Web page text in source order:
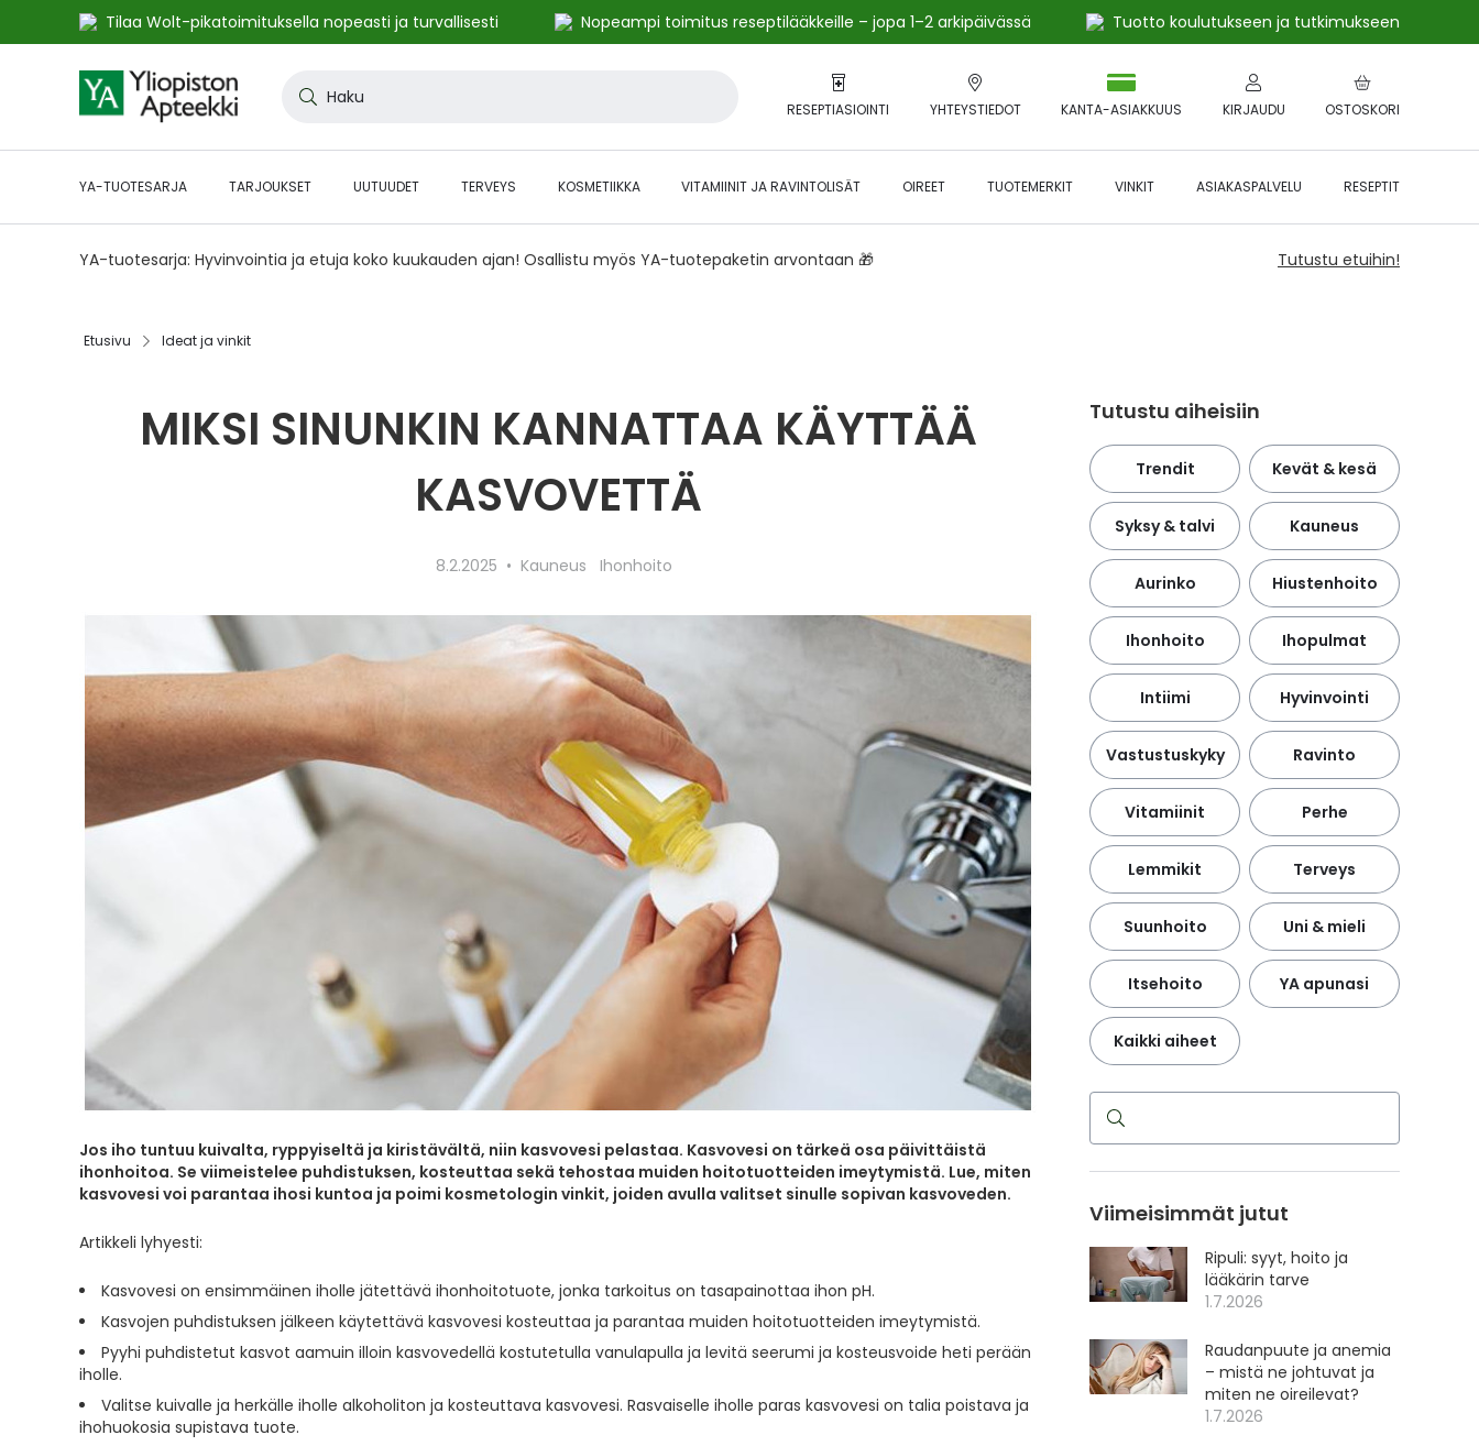
Tilaa Wolt-pikatoimituksella nopeasti ja turvallisesti Nopeampi toimitus reseptilääkkeille – jopa 1–2 arkipäivässä
Tuotto koulutukseen ja tutkimukseen
to
Content
RESEPTIASIOINTI YHTEYSTIEDOT OSTOSKORI
KANTA-ASIAKKUUS KIRJAUDU
YA-TUOTESARJA TARJOUKSET UUTUUDET TERVEYS KOSMETIIKKA VITAMIINIT JA RAVINTOLISÄT OIREET TUOTEMERKIT VINKIT ASIAKASPALVELU RESEPTIT
YA-tuotesarja: Hyvinvointia ja etuja koko kuukauden ajan! Osallistu myös YA-tuotepaketin arvontaan 🎁 Tutustu etuihin!
Etusivu Ideat ja vinkit
Tutustu aiheisiin
Trendit Kevät & kesä
Syksy & talvi Kauneus
Aurinko Hiustenhoito
Ihonhoito Ihopulmat
Intiimi Hyvinvointi
Vastustuskyky Ravinto
Vitamiinit Perhe
Lemmikit Terveys
Suunhoito Uni & mieli
Itsehoito YA apunasi
Kaikki aiheet
Haku
Viimeisimmät jutut
Ripuli: syyt, hoito ja
lääkärin tarve
1.7.2026
Raudanpuute ja anemia
– mistä ne johtuvat ja
miten ne oireilevat?
1.7.2026
MIKSI SINUNKIN KANNATTAA KÄYTTÄÄ
KASVOVETTÄ
8.2.2025 Kauneus Ihonhoito
Jos iho tuntuu kuivalta, ryppyiseltä ja kiristävältä, niin kasvovesi pelastaa. Kasvovesi on tärkeä osa päivittäistä
ihonhoitoa. Se viimeistelee puhdistuksen, kosteuttaa sekä tehostaa muiden hoitotuotteiden imeytymistä. Lue, miten
kasvovesi voi parantaa ihosi kuntoa ja poimi kosmetologin vinkit, joiden avulla valitset sinulle sopivan kasvoveden.
Artikkeli lyhyesti:
Kasvovesi on ensimmäinen iholle jätettävä ihonhoitotuote, jonka tarkoitus on tasapainottaa ihon pH.
Kasvojen puhdistuksen jälkeen käytettävä kasvovesi kosteuttaa ja parantaa muiden hoitotuotteiden imeytymistä.
Pyyhi puhdistetut kasvot aamuin illoin kasvovedellä kostutetulla vanulapulla ja levitä seerumi ja kosteusvoide heti perään
iholle.
Valitse kuivalle ja herkälle iholle alkoholiton ja kosteuttava kasvovesi. Rasvaiselle iholle paras kasvovesi on talia poistava ja
ihohuokosia supistava tuote.